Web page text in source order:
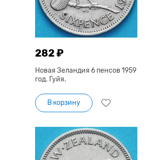
282 ₽
Новая Зеландия 6 пенсов 1959
год. Гуйя.
В корзину